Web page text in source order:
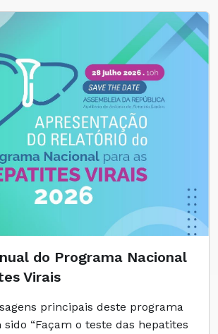
do Programa Nacional
Virais
principais deste programa
“Façam o teste das hepatites